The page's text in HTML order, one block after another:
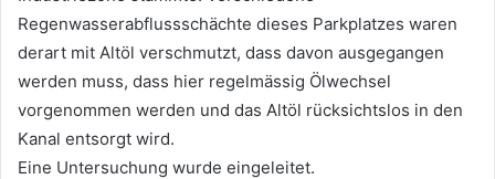
Regenwasserabflussschächte dieses Parkplatzes waren
derart mit Altöl verschmutzt, dass davon ausgegangen
werden muss, dass hier regelmässig Ölwechsel
vorgenommen werden und das Altöl rücksichtslos in den
Kanal entsorgt wird.
Eine Untersuchung wurde eingeleitet.